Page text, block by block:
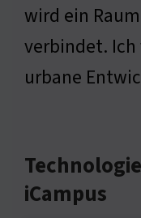
wird ein
verbindet. Ich
urbane
iCampus